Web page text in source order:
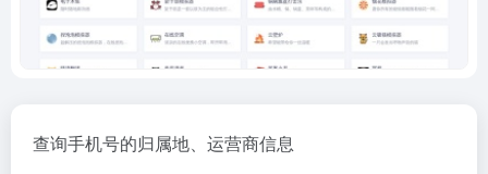
查询手机号的归属地、运营商信息